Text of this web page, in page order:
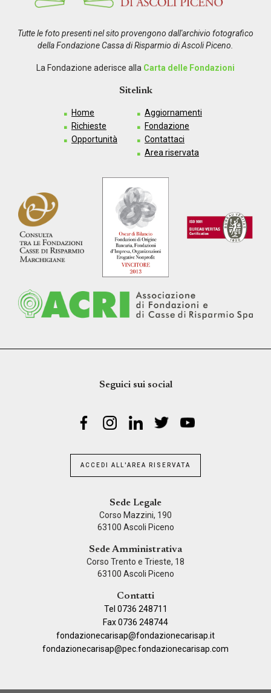
Tutte le foto presenti nel sito provengono dall'archivio fotografico
della Fondazione Cassa di Risparmio di Ascoli Piceno.
La Fondazione aderisce alla Carta delle Fondazioni
Sitelink
Home
Richieste
Opportunità
Aggiornamenti
Fondazione
Contattaci
Area riservata
Seguici sui social
ACCEDI ALL'AREA RISERVATA
Sede Legale
Corso Mazzini, 190
63100 Ascoli Piceno
Sede Amministrativa
Corso Trento e Trieste, 18
63100 Ascoli Piceno
Contatti
Tel 0736 248711
Fax 0736 248744
fondazionecarisap@fondazionecarisap.it
fondazionecarisap@pec.fondazionecarisap.com